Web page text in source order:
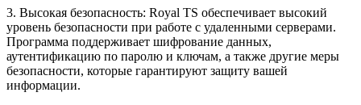
3. Высокая безопасность: Royal TS обеспечивает высокий
уровень безопасности при работе с удаленными серверами.
Программа поддерживает шифрование данных,
аутентификацию по паролю и ключам, а также другие меры
безопасности, которые гарантируют защиту вашей
информации.